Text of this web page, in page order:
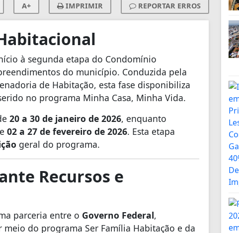
A+ IMPRIMIR REPORTAR ERROS
à segunda etapa do Condomínio
do município. Conduzida pela
de Habitação, esta fase disponibiliza
no programa Minha Casa, Minha Vida.
20 a 30 de janeiro de 2026, enquanto
02 a 27 de fevereiro de 2026. Esta etapa
geral do programa.
Recursos e
parceria entre o Governo Federal,
do programa Ser Família Habitação e da